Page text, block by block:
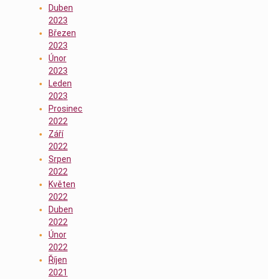
Duben
2023
Březen
2023
Únor
2023
Leden
2023
Prosinec
2022
Září
2022
Srpen
2022
Květen
2022
Duben
2022
Únor
2022
Říjen
2021